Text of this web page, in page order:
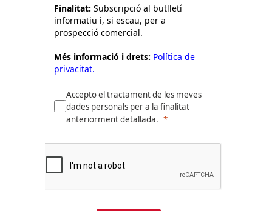
Finalitat: Subscripció al butlletí
informatiu i, si escau, per a
prospecció comercial.
Més informació i drets: Política de
privacitat.
Accepto el tractament de les meves
dades personals per a la finalitat
anteriorment detallada.